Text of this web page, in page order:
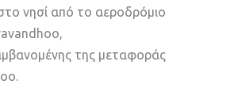
νησί από το αεροδρόμιο
της μεταφοράς